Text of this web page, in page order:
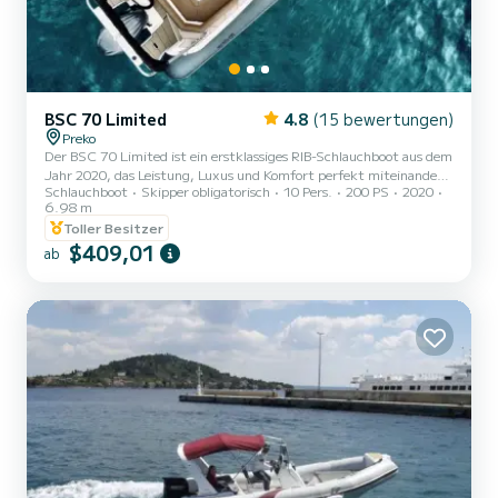
BSC 70 Limited 4.8 (15 bewertungen)
Preko
Der BSC 70 Limited ist ein erstklassiges RIB-Schlauchboot aus dem
Jahr 2020, das Leistung, Luxus und Komfort perfekt miteinander
verbindet. Mit einer Länge von 6,98 Metern und einem kraftvollen
200-PS-Motor bietet es eine sanfte Reisegeschwindigkeit von 24
mph bei einem effizienten Kraftstoffverbrauch von 20 Litern pro
Stunde. Dieses Boot ist für bis zu 10 Personen ausgelegt und eignet
sich perfekt für einen spektakulären Tag auf dem Wasser – egal, ob
Schlauchboot Skipper obligatorisch 10 Pers. 200 PS
2020
6.98 m
Toller Besitzer
ab $409,01